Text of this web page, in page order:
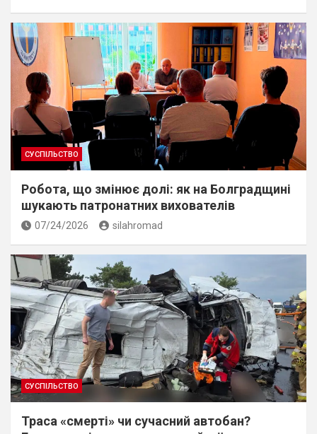
СУСПІЛЬСТВО
Робота, що змінює долі: як на Болградщині
шукають патронатних вихователів
07/24/2026 silahromad
СУСПІЛЬСТВО
Траса «смерті» чи сучасний автобан?